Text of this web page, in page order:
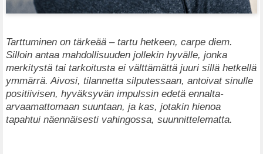
Tarttuminen on tärkeää – tartu hetkeen, carpe diem.
Silloin antaa mahdollisuuden jollekin hyvälle, jonka
merkitystä tai tarkoitusta ei välttämättä juuri sillä hetkellä
ymmärrä. Aivosi, tilannetta silputessaan, antoivat sinulle
positiivisen, hyväksyvän impulssin edetä ennalta-
arvaamattomaan suuntaan, ja kas, jotakin hienoa
tapahtui näennäisesti vahingossa, suunnittelematta.